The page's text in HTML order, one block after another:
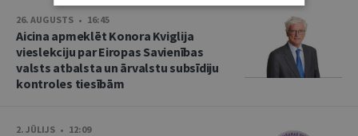
26. AUGUSTS • 16:45
Aicina apmeklēt Konora Kviglija
vieslekciju par Eiropas Savienības
valsts atbalsta un ārvalstu subsīdiju
kontroles tiesībām
2. JŪLIJS • 12:09